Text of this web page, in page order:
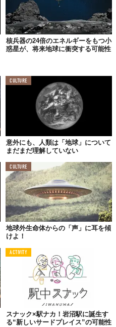
核兵器の24倍のエネルギーをもつ小
惑星が、将来地球に衝突する可能性
CULTURE
意外にも、人類は「地球」について
まだまだ理解していない
CULTURE
地球外生命体からの「声」に耳を傾
けよ！
ACTIVITY
スナック×駅ナカ！岩沼駅に誕生す
る“新しいサードプレイス”の可能性